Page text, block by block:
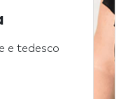
e tedesco